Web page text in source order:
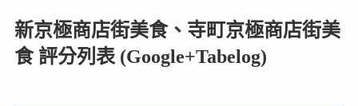
新京極商店街美食、寺町京極商店街美
食 評分列表 (Google+Tabelog)